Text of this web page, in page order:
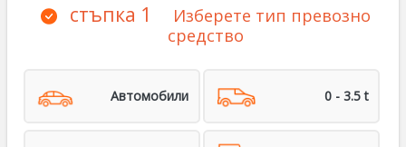
стъпка 1
Изберете тип превозно
средство
Автомобили 0 - 3.5 t